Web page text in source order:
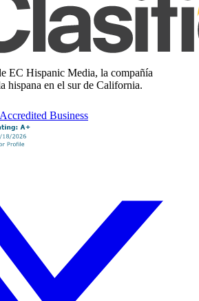
EC Hispanic Media, la compañía
hispana en el sur de California.
Business